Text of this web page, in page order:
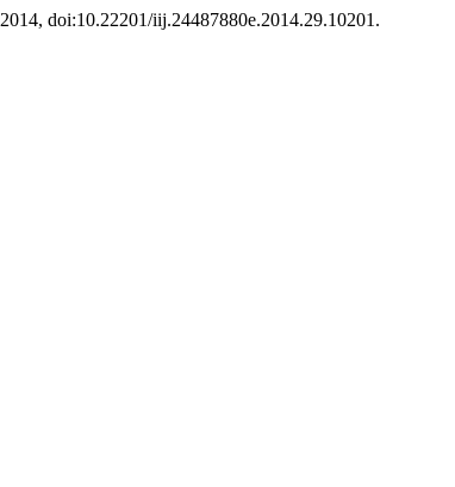
2014, doi:10.22201/iij.24487880e.2014.29.10201.